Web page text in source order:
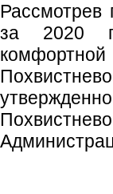
Рассмотрев
за 2020
комфортной